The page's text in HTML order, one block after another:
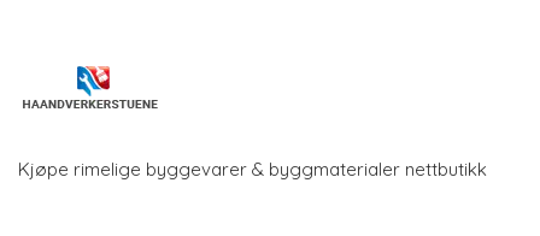
Kjøpe rimelige byggevarer & byggmaterialer nettbutikk